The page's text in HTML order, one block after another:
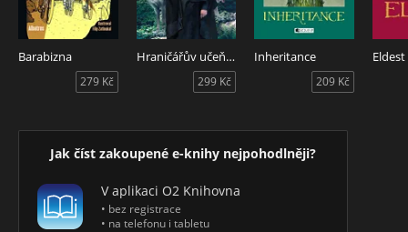
Barabizna
279 Kč
Hraničářův učeň - Kniha sedmnáctá - Arazanini vlci
299 Kč
Inheritance
209 Kč
Jak číst zakoupené e-knihy nejpohodlněji?
V aplikaci O2 Knihovna
• bez registrace
• na telefonu i tabletu